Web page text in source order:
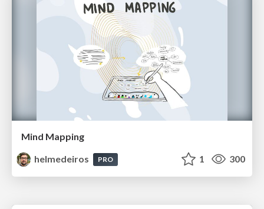
Mind Mapping
helmedeiros
PRO 1 300